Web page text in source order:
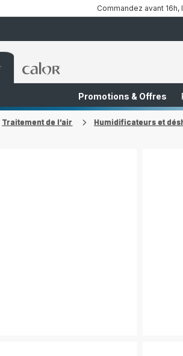
Commandez avant
Accueil
Rowenta
Accueil
Promotions & Offres
Traitement de l’air Humidificateurs et